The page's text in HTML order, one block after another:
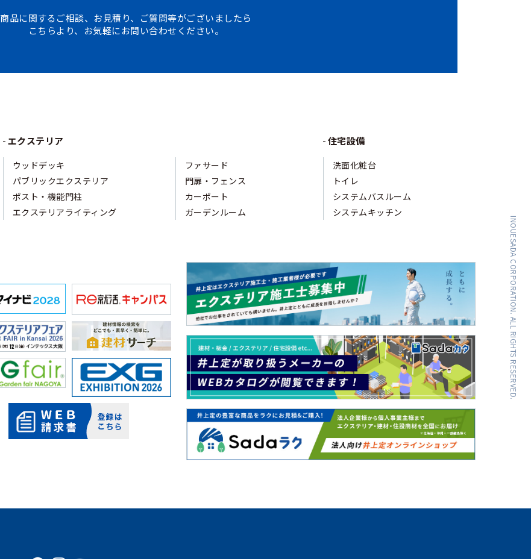
商品に関するご相談、お見積り、ご質問等がございましたら
こちらより、お気軽にお問い合わせください。
エクステリア
ウッドデッキ
ファサード
パブリックエクステリア
門扉・フェンス
ポスト・機能門柱
カーポート
エクステリアライティング
ガーデンルーム
住宅設備
洗面化粧台
トイレ
システムバスルーム
システムキッチン
INOUESADA CORPORATION. ALL RIGHTS RESERVED.